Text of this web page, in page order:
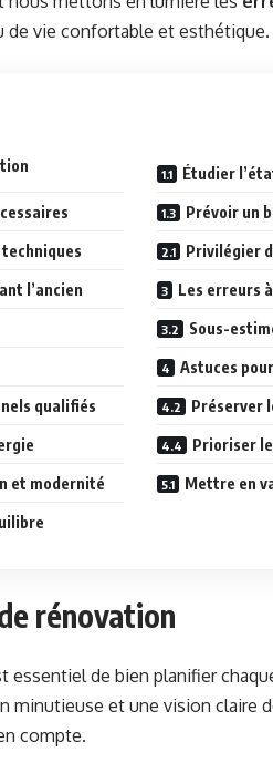
de vie confortable et esthétique.
Étudier
Prévoir un
Privilégier
l’ancien Les erreurs
Sous-
Astuces
qualifiés Préserver
Prioriser
et modernité Mettre en
rénovation
essentiel de bien planifier
minutieuse et une vision claire
compte.